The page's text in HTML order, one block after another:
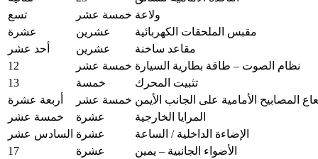
تسع
خمسة عشر ولاعة
عشرة
عشرين
مقبس الملحقات الكهربائية
أحد عشر
عشرين
مقاعد ساخنة
12
خمسة عشر نظام الصوت – طاقة بطارية السيارة
13
خمسة
تثبيت المحرك
أربعة عشرة
خمسة عشر المصابيح الأمامية على الجانب الأيمن
خمسة عشر
عشرة
المرايا الخارجية
السادس عشر عشرة
الإضاءة الداخلية / الساعة
17
عشرة
الأضواء الجانبية – يمين